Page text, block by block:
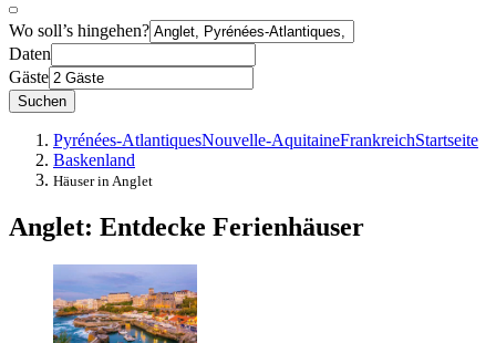
Wo soll’s hingehen?
Daten
Gäste
Suchen
Pyrénées-AtlantiquesNouvelle-AquitaineFrankreichStartseite
Baskenland
Häuser in Anglet
Anglet: Entdecke Ferienhäuser